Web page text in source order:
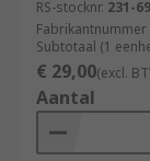
RS-stocknr. 231-
Fabrikantnummer
Subtotaal (1
€ 29,00(excl.
Aantal